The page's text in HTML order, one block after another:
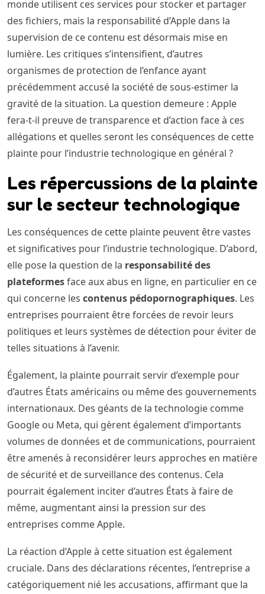
monde utilisent ces services pour stocker et partager
des fichiers, mais la responsabilité d’Apple dans la
supervision de ce contenu est désormais mise en
lumière. Les critiques s’intensifient, d’autres
organismes de protection de l’enfance ayant
précédemment accusé la société de sous-estimer la
gravité de la situation. La question demeure : Apple
fera-t-il preuve de transparence et d’action face à ces
allégations et quelles seront les conséquences de cette
plainte pour l’industrie technologique en général ?
Les répercussions de la plainte
sur le secteur technologique
Les conséquences de cette plainte peuvent être vastes
et significatives pour l’industrie technologique. D’abord,
elle pose la question de la responsabilité des
plateformesface aux abus en ligne, en particulier en ce
qui concerne les contenus pédopornographiques. Les
entreprises pourraient être forcées de revoir leurs
politiques et leurs systèmes de détection pour éviter de
telles situations à l’avenir.
Également, la plainte pourrait servir d’exemple pour
d’autres États américains ou même des gouvernements
internationaux. Des géants de la technologie comme
Google ou Meta, qui gèrent également d’importants
volumes de données et de communications, pourraient
être amenés à reconsidérer leurs approches en matière
de sécurité et de surveillance des contenus. Cela
pourrait également inciter d’autres États à faire de
même, augmentant ainsi la pression sur des
entreprises comme Apple.
La réaction d’Apple à cette situation est également
cruciale. Dans des déclarations récentes, l’entreprise a
catégoriquement nié les accusations, affirmant que la